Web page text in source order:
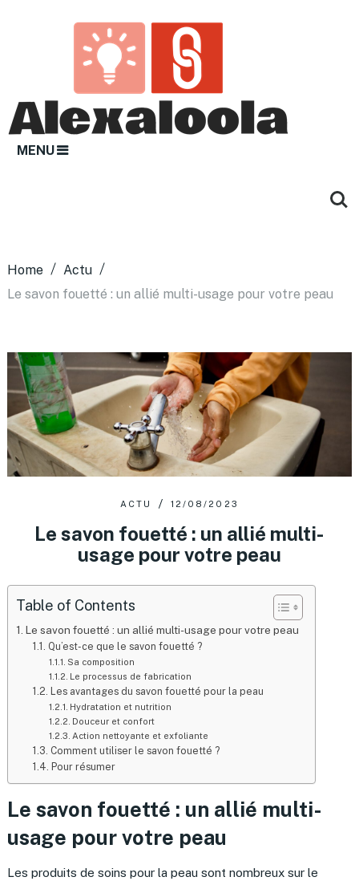
MENU
Home
Actu
Le savon fouetté : un allié multi-usage pour votre peau
ACTU 12/08/2023
Le savon fouetté : un allié multi-
usage pour votre peau
Table of Contents
Le savon fouetté : un allié multi-usage pour votre peau
Qu’est-ce que le savon fouetté ?
Sa composition
Le processus de fabrication
Les avantages du savon fouetté pour la peau
Hydratation et nutrition
Douceur et confort
Action nettoyante et exfoliante
Comment utiliser le savon fouetté ?
Pour résumer
Le savon fouetté : un allié multi-
usage pour votre peau
Les produits de soins pour la peau sont nombreux sur le